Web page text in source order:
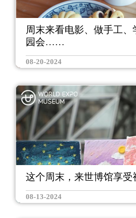
周末来看电影、做手工
园会……
08-20-2024
这个周末，来世博馆享受
08-13-2024